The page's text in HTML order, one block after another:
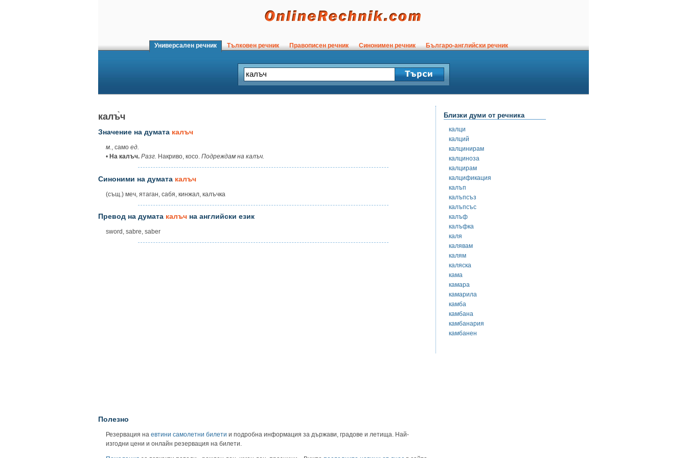
Универсален речник Тълковен речник Правописен речник Синонимен речник Българо-английски речник
калъ̀ч
Значение на думата калъч
м., само ед.
• На калъч. Разг. Накриво, косо. Подреждам на калъч.
Синоними на думата калъч
(същ.) меч, ятаган, сабя, кинжал, калъчка
Превод на думата калъч на английски език
sword, sabre, saber
Полезно
Резервация на евтини самолетни билети и подробна информация за държави, градове и летища. Най-
изгодни цени и онлайн резервация на билети.
Близки думи от речника
калци
калций
калцинирам
калциноза
калцирам
калцификация
калъп
калъпсъз
калъпсъс
калъф
калъфка
каля
калявам
калям
каляска
кама
камара
камарила
камба
камбана
камбанария
камбанен